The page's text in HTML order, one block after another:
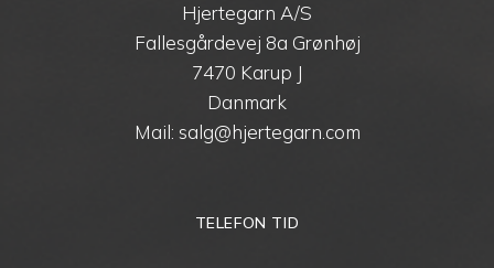
Hjertegarn A/S
Fallesgårdevej 8a Grønhøj
7470 Karup J
Danmark
Mail: salg@hjertegarn.com
TELEFON TID